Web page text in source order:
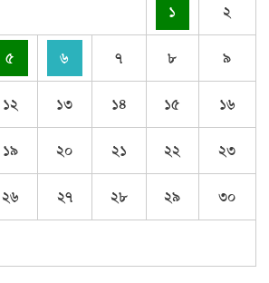
১ ২
৫ ৬ ৭ ৮ ৯
১২ ১৩ ১৪ ১৫ ১৬
১৯ ২০ ২১ ২২ ২৩
২৬ ২৭ ২৮ ২৯ ৩০